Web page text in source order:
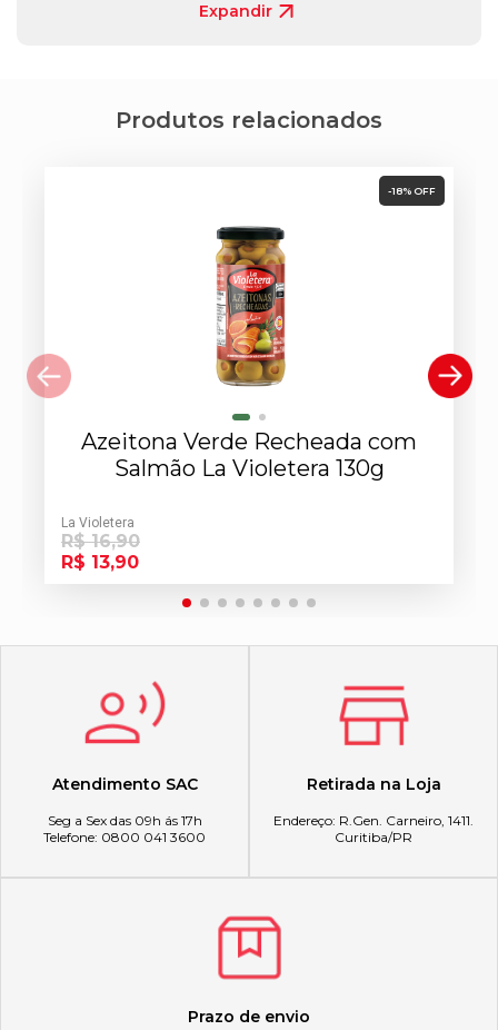
Expandir
Produtos relacionados
-18% OFF
Azeitona Verde Recheada com
Salmão La Violetera 130g
La Violetera
R$ 16,90
R$ 13,90
Atendimento SAC
Seg a Sex das 09h ás 17h
Telefone: 0800 041 3600
Retirada na Loja
Endereço: R.Gen. Carneiro, 1411.
Curitiba/PR
Prazo de envio